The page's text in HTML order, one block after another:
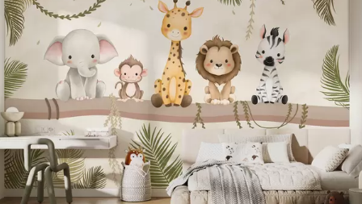
Standard
27.00 €/m²
Premium
56.6734.00€/m²
Vinil Premium
65.0039.00€/m²